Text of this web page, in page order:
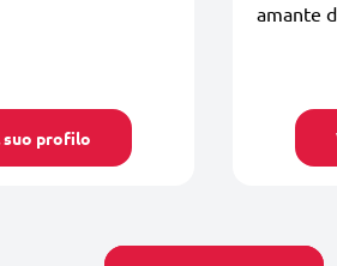
suo profilo
amante